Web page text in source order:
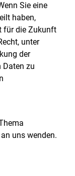
Sie eine
haben,
für die Zukunft
unter
der
Daten zu
uns wenden.